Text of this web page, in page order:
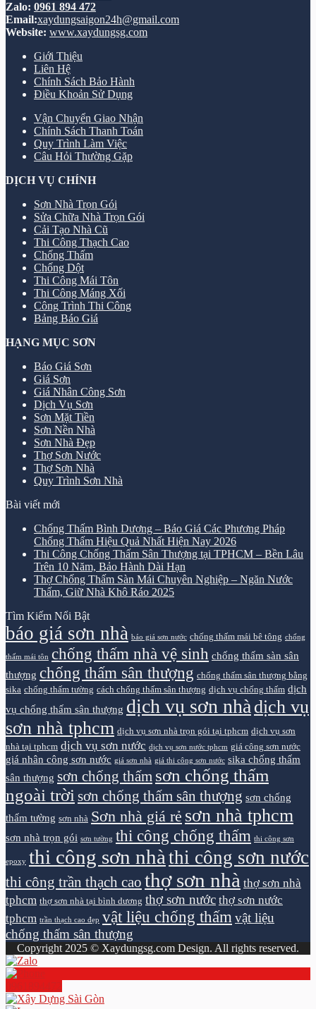
Zalo: 0961 894 472
Email:xaydungsaigon24h@gmail.com
Website: www.xaydungsg.com
Giới Thiệu
Liên Hệ
Chính Sách Bảo Hành
Điều Khoản Sử Dụng
Vận Chuyển Giao Nhận
Chính Sách Thanh Toán
Quy Trình Làm Việc
Câu Hỏi Thường Gặp
DỊCH VỤ CHÍNH
Sơn Nhà Trọn Gói
Sửa Chữa Nhà Trọn Gói
Cải Tạo Nhà Cũ
Thi Công Thạch Cao
Chống Thấm
Chống Dột
Thi Công Mái Tôn
Thi Công Máng Xối
Công Trình Thi Công
Bảng Báo Giá
HẠNG MỤC SƠN
Báo Giá Sơn
Giá Sơn
Giá Nhân Công Sơn
Dịch Vụ Sơn
Sơn Mặt Tiền
Sơn Nền Nhà
Sơn Nhà Đẹp
Thợ Sơn Nước
Thợ Sơn Nhà
Quy Trình Sơn Nhà
Bài viết mới
Chống Thấm Bình Dương – Báo Giá Các Phương Pháp
Chống Thấm Hiệu Quả Nhất Hiện Nay 2026
Thi Công Chống Thấm Sân Thượng tại TPHCM – Bền Lâu
Trên 10 Năm, Bảo Hành Dài Hạn
Thợ Chống Thấm Sàn Mái Chuyên Nghiệp – Ngăn Nước
Thấm, Giữ Nhà Khô Ráo 2025
Tìm Kiếm Nổi Bật
báo giá sơn nhà báo giá sơn nước chống thấm mái bê tông chống
thấm mái tôn chống thấm nhà vệ sinh chống thấm sàn sân
thượng chống thấm sân thượng chống thấm sân thượng bằng
sika chống thấm tường cách chống thấm sân thượng dịch vụ chống thấm dịch
vụ chống thấm sân thượng dịch vụ sơn nhà dịch vụ
sơn nhà tphcm dịch vụ sơn nhà trọn gói tại tphcm dịch vụ sơn
nhà tại tphcm dịch vụ sơn nước dịch vụ sơn nước tphcm giá công sơn nước
giá nhân công sơn nước giá sơn nhà giá thi công sơn nước sika chống thấm
sân thượng sơn chống thấm sơn chống thấm
ngoài trời sơn chống thấm sân thượng sơn chống
thấm tường sơn nhà Sơn nhà giá rẻ sơn nhà tphcm
sơn nhà trọn gói sơn tường thi công chống thấm thi công sơn
epoxy thi công sơn nhà thi công sơn nước
thi công trần thạch cao thợ sơn nhà thợ sơn nhà
tphcm thợ sơn nhà tại bình dương thợ sơn nước thợ sơn nước
tphcm trần thạch cao đẹp vật liệu chống thấm vật liệu
chống thấm sân thượng
Copyright 2025 © Xaydungsg.com Design. All rights reserved.